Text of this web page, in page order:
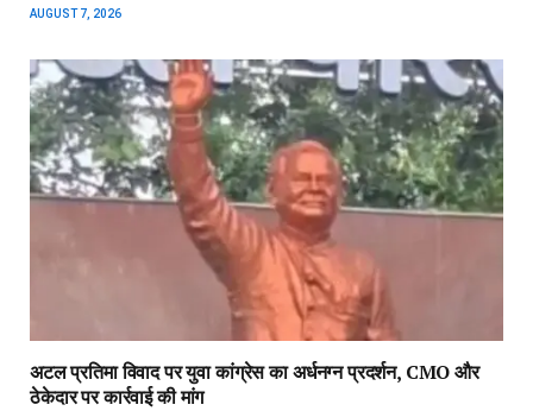
AUGUST 7, 2026
अटल प्रतिमा विवाद पर युवा कांग्रेस का अर्धनग्न प्रदर्शन, CMO और
ठेकेदार पर कार्रवाई की मांग